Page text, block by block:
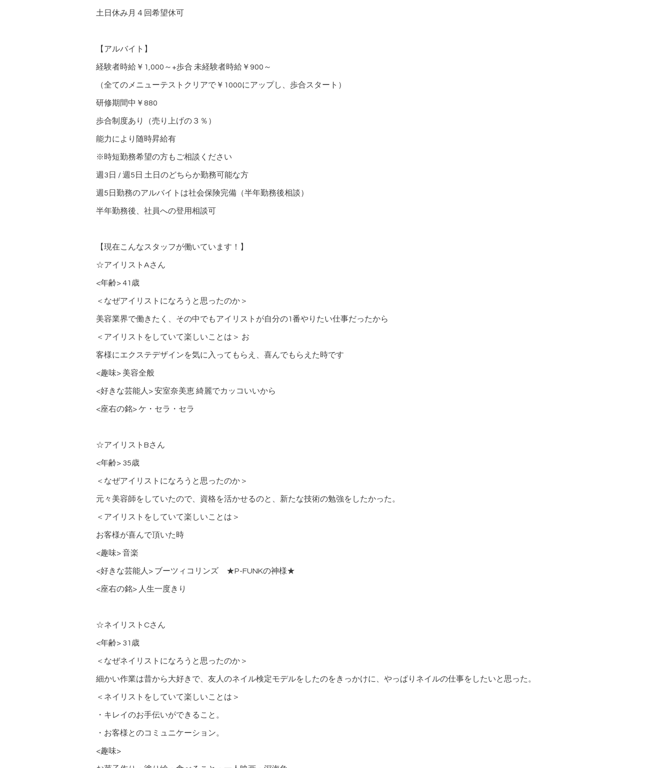
土日休み月４回希望休可
【アルバイト】
経験者時給￥1,000～+歩合 未経験者時給￥900～
（全てのメニューテストクリアで￥1000にアップし、歩合スタート）
研修期間中￥880
歩合制度あり（売り上げの３％）
能力により随時昇給有
※時短勤務希望の方もご相談ください
週3日 / 週5日 土日のどちらか勤務可能な方
週5日勤務のアルバイトは社会保険完備（半年勤務後相談）
半年勤務後、社員への登用相談可
【現在こんなスタッフが働いています！】
☆アイリストAさん
<年齢> 41歳
＜なぜアイリストになろうと思ったのか＞
美容業界で働きたく、その中でもアイリストが自分の1番やりたい仕事だったから
＜アイリストをしていて楽しいことは＞ お
客様にエクステデザインを気に入ってもらえ、喜んでもらえた時です
<趣味> 美容全般
<好きな芸能人> 安室奈美恵 綺麗でカッコいいから
<座右の銘> ケ・セラ・セラ
☆アイリストBさん
<年齢> 35歳
＜なぜアイリストになろうと思ったのか＞
元々美容師をしていたので、資格を活かせるのと、新たな技術の勉強をしたかった。
＜アイリストをしていて楽しいことは＞
お客様が喜んで頂いた時
<趣味> 音楽
<好きな芸能人> ブーツィコリンズ ★P-FUNKの神様★
<座右の銘> 人生一度きり
☆ネイリストCさん
<年齢> 31歳
＜なぜネイリストになろうと思ったのか＞
細かい作業は昔から大好きで、友人のネイル検定モデルをしたのをきっかけに、やっぱりネイルの仕事をしたいと思った。
＜ネイリストをしていて楽しいことは＞
・キレイのお手伝いができること。
・お客様とのコミュニケーション。
<趣味>